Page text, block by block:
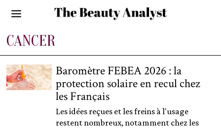
CANCER
Baromètre FEBEA 2026 : la
protection solaire en recul chez
les Français
Les idées reçues et les freins à l'usage
restent nombreux, notamment chez les